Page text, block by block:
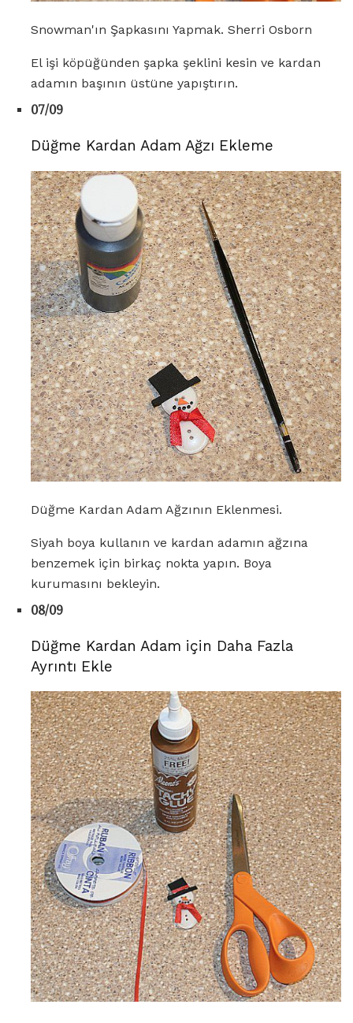
Snowman'ın Şapkasını Yapmak. Sherri Osborn
El işi köpüğünden şapka şeklini kesin ve kardan
adamın başının üstüne yapıştırın.
07/09
Düğme Kardan Adam Ağzı Ekleme
Düğme Kardan Adam Ağzının Eklenmesi.
Siyah boya kullanın ve kardan adamın ağzına
benzemek için birkaç nokta yapın. Boya
kurumasını bekleyin.
08/09
Düğme Kardan Adam için Daha Fazla
Ayrıntı Ekle